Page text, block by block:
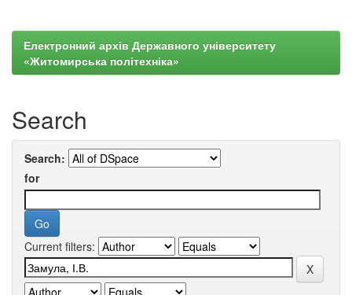
Електронний архів Державного університету
«Житомирська політехніка»
Search
Search:
for
Current filters: